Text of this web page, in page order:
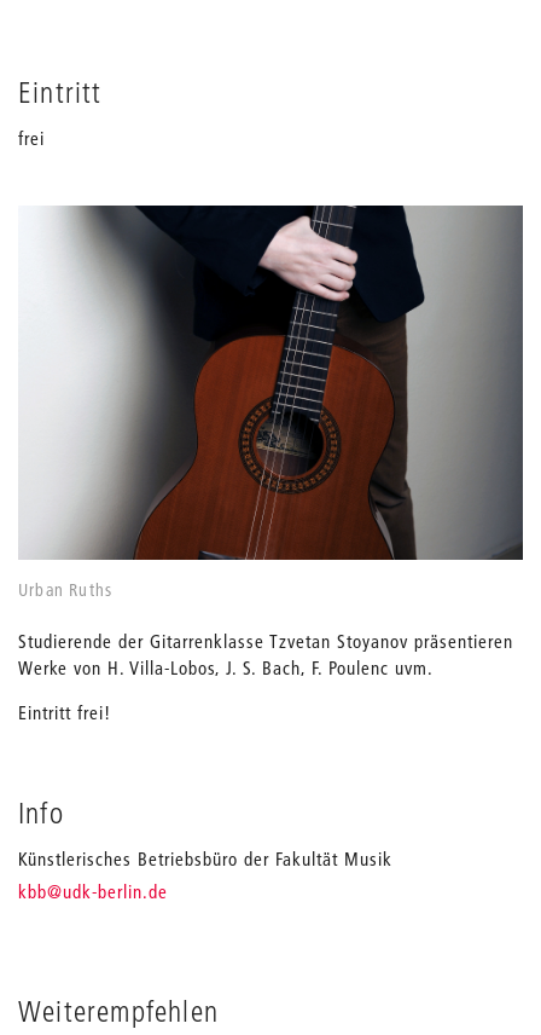
Eintritt
frei
Weiterempfehlen
Urban Ruths
Studierende der Gitarrenklasse Tzvetan Stoyanov präsentieren
Werke von H. Villa-Lobos, J. S. Bach, F. Poulenc uvm.
Eintritt frei!
Info
Künstlerisches Betriebsbüro der Fakultät Musik
kbb_
@udk-berlin.de